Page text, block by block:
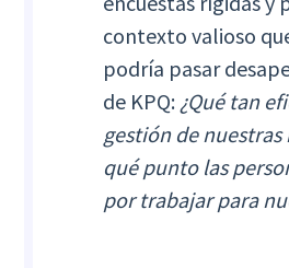
contexto valioso
podría pasar
de KPQ: ¿Qué tan
gestión de nuestras
qué punto las
por trabajar para